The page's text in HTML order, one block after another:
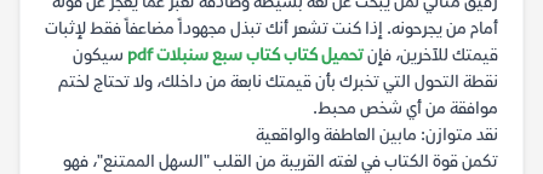
أمام من يجرحونه. إذا كنت تشعر أنك تبذل مجهوداً مضاعفاً فقط لإثبات
قيمتك للآخرين، فإنتحميل كتاب كتاب سبع سنبلات pdf
سيكون
نقطة التحول التي تخبرك بأن قيمتك نابعة من داخلك، ولا تحتاج لختم
موافقة من أي شخص محبط.
نقد متوازن: مابين العاطفة والواقعية
تكمن قوة الكتاب في لغته القريبة من القلب "السهل الممتنع"، فهو